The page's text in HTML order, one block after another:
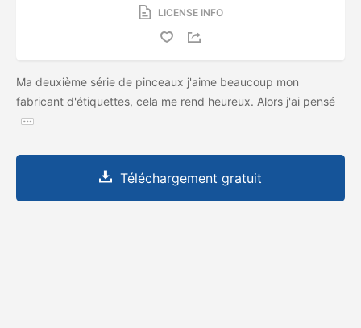
LICENSE INFO
Ma deuxième série de pinceaux j'aime beaucoup mon
fabricant d'étiquettes, cela me rend heureux. Alors j'ai pensé
Téléchargement gratuit